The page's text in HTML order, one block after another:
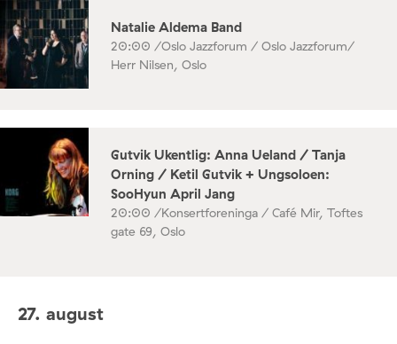
Natalie Aldema Band
20:00 /Oslo Jazzforum / Oslo Jazzforum/
Herr Nilsen, Oslo
Gutvik Ukentlig: Anna Ueland / Tanja
Orning / Ketil Gutvik + Ungsoloen:
SooHyun April Jang
20:00 /Konsertforeninga / Café Mir, Toftes
gate 69, Oslo
27. august